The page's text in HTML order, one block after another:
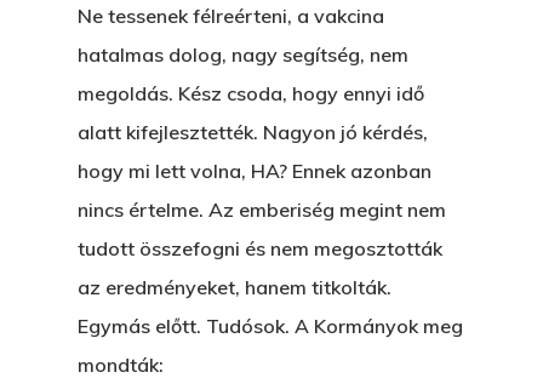
Ne tessenek félreérteni, a vakcina
hatalmas dolog, nagy segítség, nem
megoldás. Kész csoda, hogy ennyi idő
alatt kifejlesztették. Nagyon jó kérdés,
hogy mi lett volna, HA? Ennek azonban
nincs értelme. Az emberiség megint nem
tudott összefogni és nem megosztották
az eredményeket, hanem titkolták.
Egymás előtt. Tudósok. A Kormányok meg
mondták: